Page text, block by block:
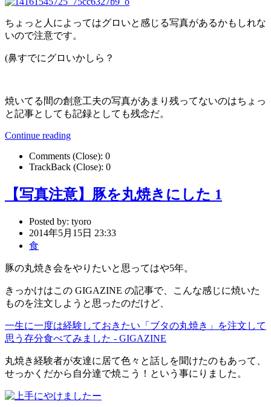
ちょっと人によってはグロいと感じる写真があるかもしれな
いので注意です。
(鼻すでにグロいかしら？
焼いてる間の創意工夫の写真があまり残ってないのはちょっ
と記事としても記録としても残念だ。
Continue reading
Comments (Close): 0
TrackBack (Close): 0
【写真注意】豚を丸焼きにした 1
Posted by: tyoro
2014年5月15日 23:33
食
豚の丸焼き会をやりたいと思ってはや5年。
きっかけはこの GIGAZINE の記事で、こんな感じに焼いた
ものを注文しようと思ったのだけど、
一生に一度は経験しておきたい「ブタの丸焼き」を注文して
思う存分食べてみました - GIGAZINE
丸焼き経験者が友達に居て色々と話しを聞けたのもあって、
せっかくだから自分達で焼こう！という事にりました。